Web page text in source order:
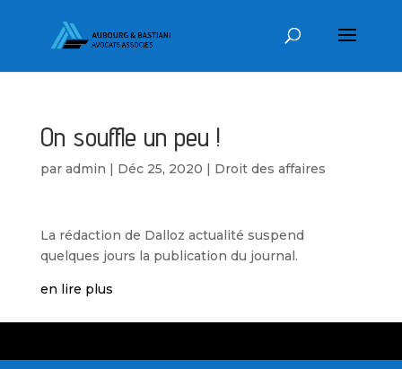
On souffle un peu !
par admin | Déc 25, 2020 | Droit des affaires
La rédaction de Dalloz actualité suspend
quelques jours la publication du journal.
en lire plus